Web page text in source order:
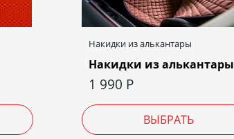
Накидки из алькантары
Накидки из алькантары
1 990 Р
ВЫБРАТЬ